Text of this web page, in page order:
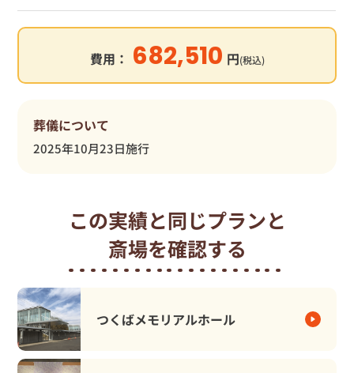
費用： 682,510 円(税込)
葬儀について
2025年10月23日施行
この実績と同じプランと
斎場を確認する
つくばメモリアルホール